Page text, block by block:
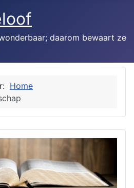
daarom bewaart ze
Home